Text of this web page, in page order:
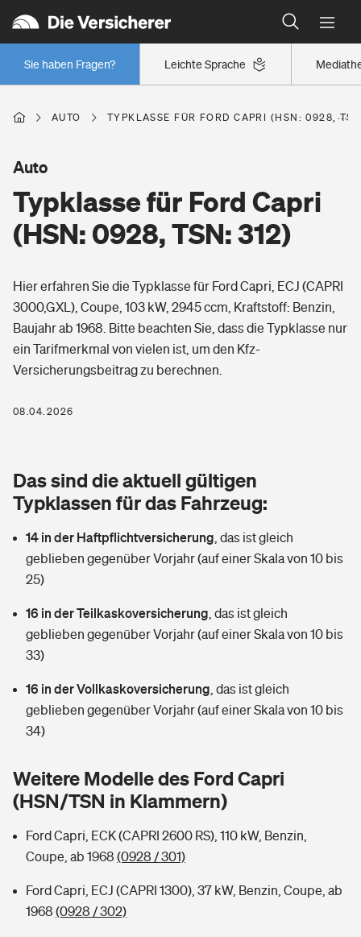
Leichte Sprache
Sie haben Fragen?
Wer versichert was: Jetzt Versicherer finden
Regionalklassen: So ist Ihre Region eingestuft
Wer versichert was: Jetzt Versicherer finden
Berufsunfähigkeitsversicherung
Erwerbsunfähigkeitsversicherung
Grundfähigkeitsversicherung
Arbeitsrechtsschutz
Berufshaftpflichtversicherung
Zur Übersicht
Tools
Wer versichert was: Jetzt Versicherer finden
Sie haben Fragen?
Wohnen
Hausratversicherung
Glasversicherung
Mietkautionsversicherung
Restkreditversicherung
Zur Übersicht
Tools
Wer versichert was: Jetzt Versicherer finden
Sie haben Fragen?
Freizeit
Pri­vate Haft­pflicht­
Kinderunfall­ver­si­che­rung
Kinderinvalidität
Hundehalter-Haftpflicht
Handyversicherung
Musikinstrumentenversicherung
Zur Übersicht
Gesundheit
Private Krankenversicherung
Dread-Disease-Versicherung
Tierkrankenversicherung
Zur Übersicht
Tools
Wer versichert was: Jetzt Versicherer finden
Sie haben Fragen?
Rentenrechner: Wie viel Geld bekomme ich im Alter?
AUTO TYPKLASSE FÜR FORD CAPRI (HSN: 0928,
Typklasse für Ford Capri
(HSN: 0928, TSN: 312)
Auto
Hier erfahren Sie die Typklasse für Ford Capri, ECJ (CAPRI
3000,GXL), Coupe, 103 kW, 2945 ccm, Kraftstoff: Benzin,
Baujahr ab 1968. Bitte beachten Sie, dass die Typklasse nur
ein Tarifmerkmal von vielen ist, um den Kfz-
Versicherungsbeitrag zu berechnen.
08.04.2026
Das sind die aktuell gültigen
Typklassen für das Fahrzeug:
14 in der Haftpflichtversicherung das ist gleich
geblieben gegenüber Vorjahr (auf einer Skala von 10 bis
25)
16 in der Teilkaskoversicherung das ist gleich
geblieben gegenüber Vorjahr (auf einer Skala von 10 bis
33)
16 in der Vollkaskoversicherung das ist gleich
geblieben gegenüber Vorjahr (auf einer Skala von 10 bis
34)
Weitere Modelle des Ford Capri
(HSN/TSN in Klammern)
Ford Capri, ECK (CAPRI 2600 RS), 110 kW, Benzin,
Coupe, ab 1968 (0928 / 301)
Ford Capri, ECJ (CAPRI 1300), 37 kW, Benzin, Coupe, ab
1968 (0928 / 302)